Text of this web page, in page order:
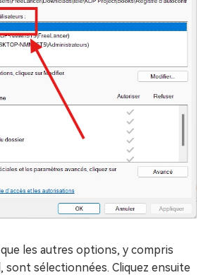
les autres options, y compris
sélectionnées. Cliquez ensuite